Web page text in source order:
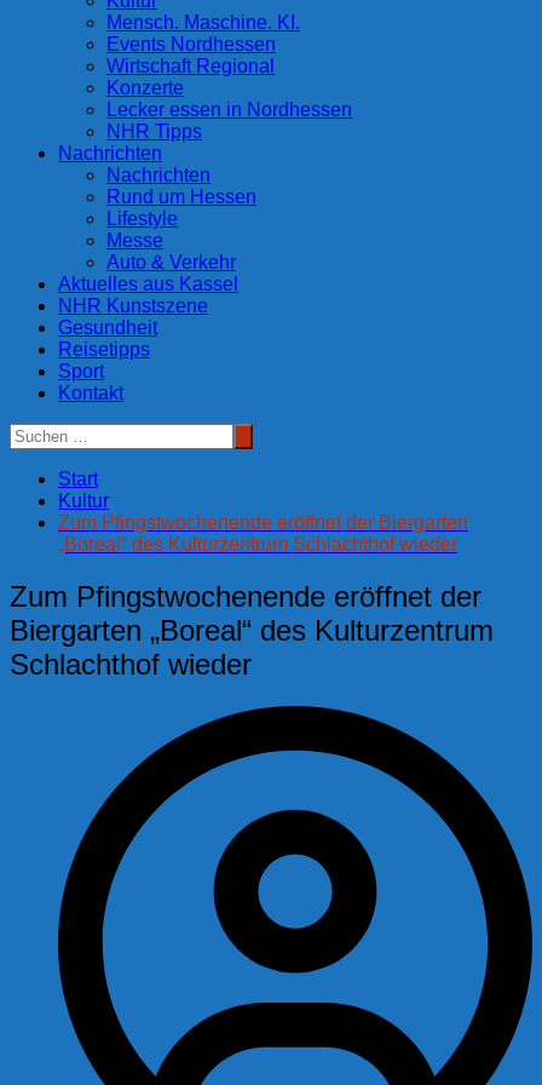
Mensch. Maschine. KI.
Events Nordhessen
Wirtschaft Regional
Konzerte
Lecker essen in Nordhessen
NHR Tipps
Nachrichten
Nachrichten
Rund um Hessen
Lifestyle
Messe
Auto & Verkehr
Aktuelles aus Kassel
NHR Kunstszene
Gesundheit
Reisetipps
Sport
Kontakt
Start
Kultur
Zum Pfingstwochenende eröffnet der Biergarten
„Boreal“ des Kulturzentrum Schlachthof wieder
Zum Pfingstwochenende eröffnet der
Biergarten „Boreal“ des Kulturzentrum
Schlachthof wieder